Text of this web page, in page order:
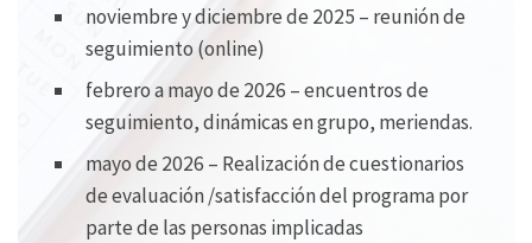
noviembre y diciembre de 2025 – reunión de
seguimiento (online)
febrero a mayo de 2026 – encuentros de
seguimiento, dinámicas en grupo, meriendas.
mayo de 2026 – Realización de cuestionarios
de evaluación /satisfacción del programa por
parte de las personas implicadas